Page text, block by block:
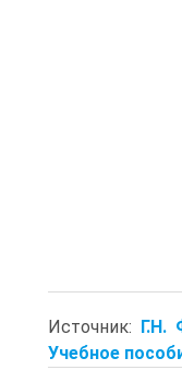
Источник: Г.Н.
Учебное